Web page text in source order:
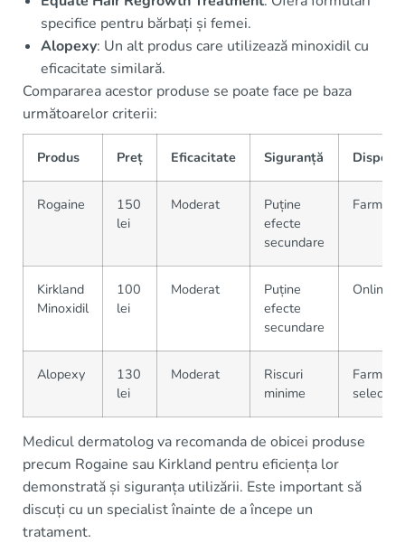
specifice pentru bărbați și femei.
Alopexy: Un alt produs care utilizează minoxidil cu
eficacitate similară.
Compararea acestor produse se poate face pe baza
următoarelor criterii:
Produs Preț Eficacitate Siguranță
Rogaine
150
lei
Moderat
Puține
efecte
secundare
Kirkland
Minoxidil
100
lei
Moderat
Puține
efecte
secundare
Online
Alopexy
130
lei
Moderat
Riscuri
minime
Farmacii
Medicul dermatolog va recomanda de obicei produse
precum Rogaine sau Kirkland pentru eficiența lor
demonstrată și siguranța utilizării. Este important să
discuți cu un specialist înainte de a începe un
tratament.